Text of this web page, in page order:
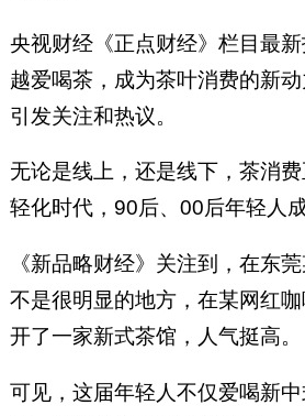
央视财经《正点财经》栏目最
越爱喝茶，成为茶叶消费的新动
引发关注和热议。
无论是线上，还是线下，茶消
轻化时代，90后、00后年轻人
《新品略财经》关注到，在东
不是很明显的地方，在某网红
开了一家新式茶馆，人气挺高。
可见，这届年轻人不仅爱喝新